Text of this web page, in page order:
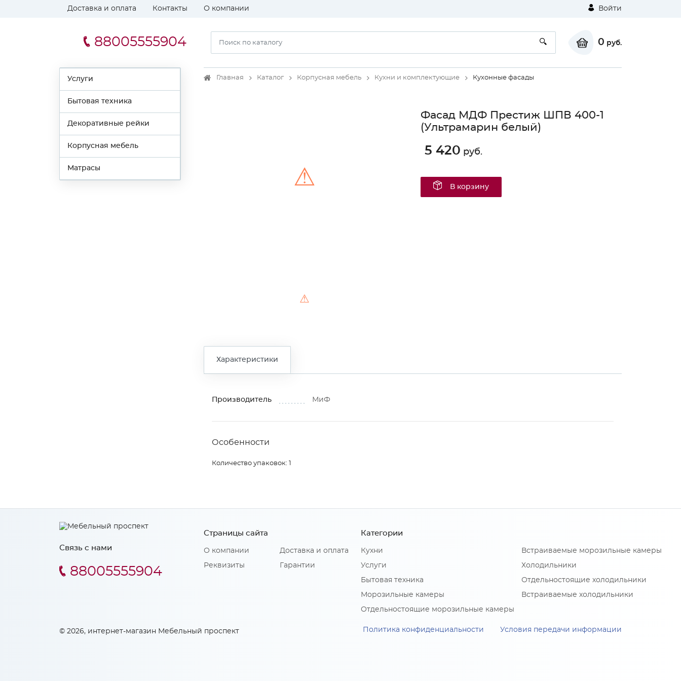
Доставка и оплата Контакты О компании Войти
88005555904 0 руб.
Услуги
Бытовая техника
Декоративные рейки
Корпусная мебель
Матрасы
Главная Каталог Корпусная мебель Кухни и комплектующие Кухонные фасады
⚠
⚠
Фасад МДФ Престиж ШПВ 400-1
(Ультрамарин белый)
5 420 руб.
В корзину
Характеристики
Производитель МиФ
Особенности
Количество упаковок: 1
Связь с нами
88005555904
Страницы сайта
О компании
Реквизиты
Доставка и оплата
Гарантии
Категории
Кухни
Услуги
Бытовая техника
Морозильные камеры
Отдельностоящие морозильные камеры
Встраиваемые морозильные камеры
Холодильники
Отдельностоящие холодильники
Встраиваемые холодильники
© 2026, интернет-магазин Мебельный проспект Политика конфиденциальности Условия передачи информации